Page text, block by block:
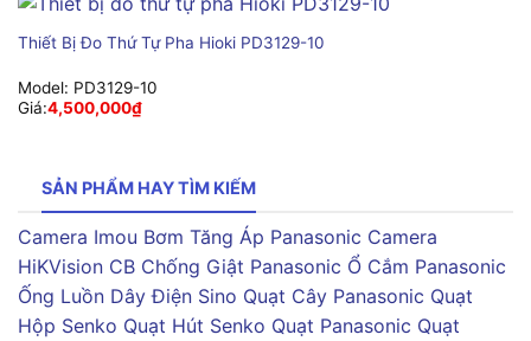
Thiết Bị Đo Thứ Tự Pha Hioki PD3129-10
Model: PD3129-10
Giá:4,500,000₫
SẢN PHẨM HAY TÌM KIẾM
Camera Imou Bơm Tăng Áp Panasonic Camera
HiKVision CB Chống Giật Panasonic Ổ Cắm Panasonic
Ống Luồn Dây Điện Sino Quạt Cây Panasonic Quạt
Hộp Senko Quạt Hút Senko Quạt Panasonic Quạt